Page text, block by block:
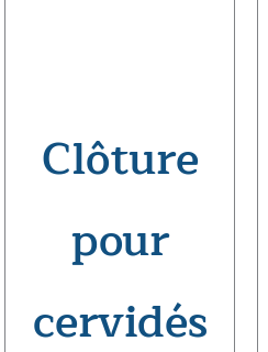
Clôture
pour
cervidés